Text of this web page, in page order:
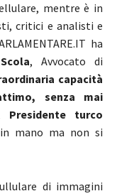
mentre è in
critici e analisti e
ha
, Avvocato di
capacità
senza mai
Presidente turco
mano ma non si
di immagini